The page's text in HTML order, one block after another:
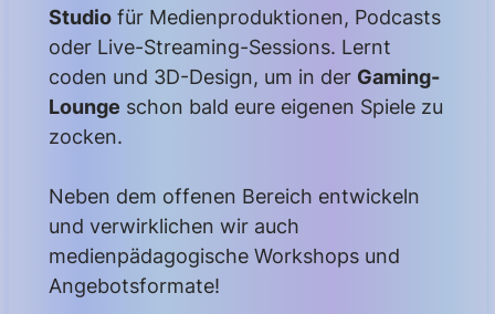
Studiofür Medienproduktionen, Podcasts
oder Live-Streaming-Sessions. Lernt
coden und 3D-Design, um in der Gaming-
Lounge schon bald eure eigenen Spiele zu
zocken.
Neben dem offenen Bereich entwickeln
und verwirklichen wir auch
medienpädagogische Workshops und
Angebotsformate!